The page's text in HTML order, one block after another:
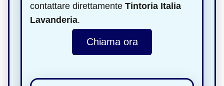
contattare direttamente Tintoria Italia
Lavanderia.
Chiama ora